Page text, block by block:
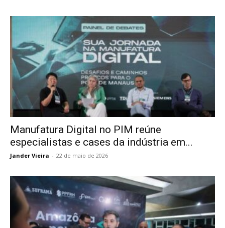
Manufatura Digital no PIM reúne
especialistas e cases da indústria em...
Jander Vieira - 22 de maio de 2026